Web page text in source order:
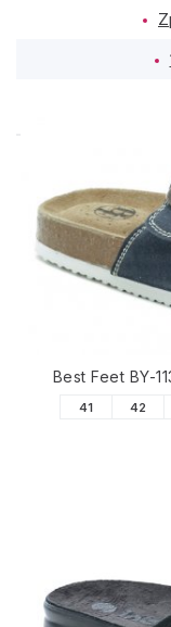
Best Feet BY-
41 42